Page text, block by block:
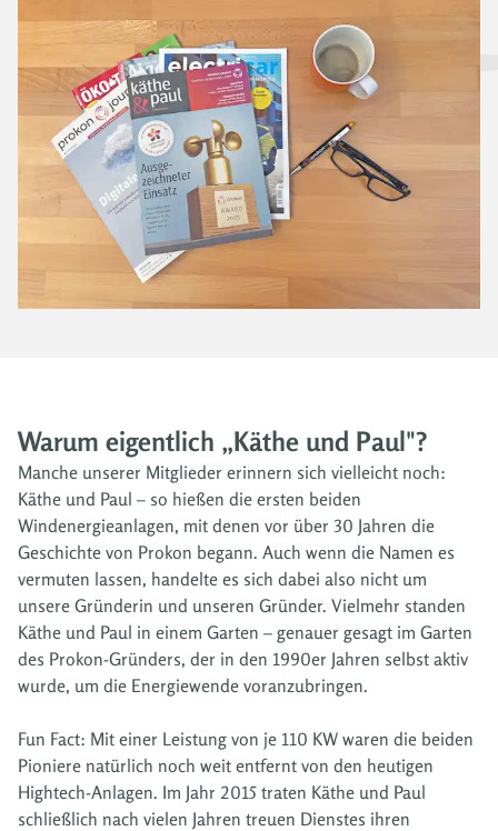
Warum eigentlich „Käthe und Paul"?
Manche unserer Mitglieder erinnern sich vielleicht noch:
Käthe und Paul – so hießen die ersten beiden
Windenergieanlagen, mit denen vor über 30 Jahren die
Geschichte von Prokon begann. Auch wenn die Namen es
vermuten lassen, handelte es sich dabei also nicht um
unsere Gründerin und unseren Gründer. Vielmehr standen
Käthe und Paul in einem Garten – genauer gesagt im Garten
des Prokon-Gründers, der in den 1990er Jahren selbst aktiv
wurde, um die Energiewende voranzubringen.
Fun Fact: Mit einer Leistung von je 110 KW waren die beiden
Pioniere natürlich noch weit entfernt von den heutigen
Hightech-Anlagen. Im Jahr 2015 traten Käthe und Paul
schließlich nach vielen Jahren treuen Dienstes ihren